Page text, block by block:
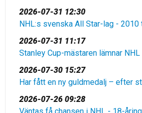
2026-07-31 12:30
NHL:s svenska All Star-lag -
2026-07-31 11:17
Stanley Cup-mästaren lämnar
2026-07-30 15:27
Har fått en ny guldmedalj – efter
2026-07-26 09:28